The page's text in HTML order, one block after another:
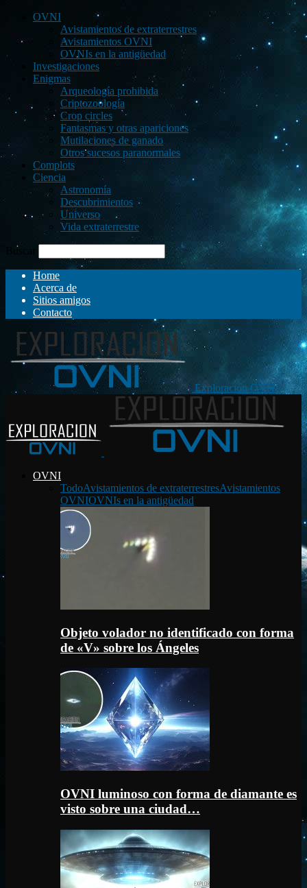
OVNI
Avistamientos de extraterrestres
Avistamientos OVNI
OVNIs en la antigüedad
Investigaciones
Enigmas
Arqueología prohibida
Criptozoología
Crop circles
Fantasmas y otras apariciones
Mutilaciones de ganado
Otros sucesos paranormales
Complots
Ciencia
Astronomía
Descubrimientos
Universo
Vida extraterrestre
Buscar
Home
Acerca de
Sitios amigos
Contacto
Exploración OVNI
OVNI
TodoAvistamientos de extraterrestresAvistamientos
OVNIOVNIs en la antigüedad
Objeto volador no identificado con forma
de «V» sobre los Ángeles
OVNI luminoso con forma de diamante es
visto sobre una ciudad…